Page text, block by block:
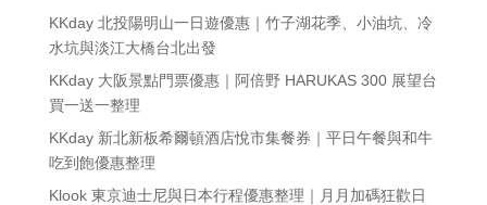
KKday 北投陽明山一日遊優惠｜竹子湖花季、小油坑、冷
水坑與淡江大橋台北出發
KKday 大阪景點門票優惠｜阿倍野 HARUKAS 300 展望台
買一送一整理
KKday 新北新板希爾頓酒店悅市集餐券｜平日午餐與和牛
吃到飽優惠整理
Klook 東京迪士尼與日本行程優惠整理｜月月加碼狂歡日